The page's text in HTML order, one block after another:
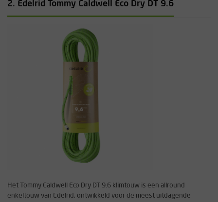
2. Edelrid Tommy Caldwell Eco Dry DT 9.6
Het Tommy Caldwell Eco Dry DT 9.6 klimtouw is een allround
enkeltouw van Edelrid, ontwikkeld voor de meest uitdagende